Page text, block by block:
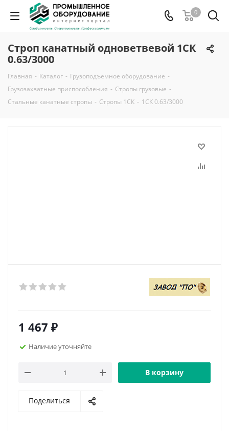
0
Строп канатный одноветвевой 1СК
0.63/3000
Главная - Каталог - Грузоподъемное оборудование -
Грузозахватные приспособления - Стропы грузовые -
Стальные канатные стропы - Стропы 1СК - 1СК 0.63/3000
1 467 ₽
Наличие уточняйте
В корзину
Поделиться